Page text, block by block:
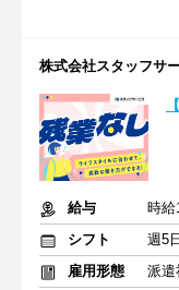
株式会社スタッフサ
給与
時給
シフト
週5
雇用形態
派遣